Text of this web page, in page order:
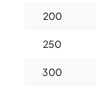
200
250
300